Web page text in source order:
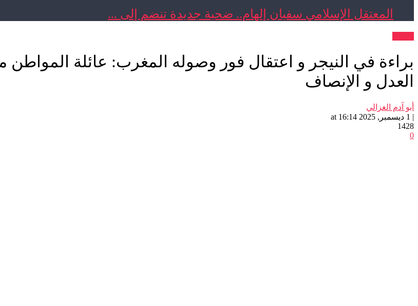
المعتقل الإسلامي سفيان إلهام.. ضحية جديدة تنضم إلى ...
براءة في النيجر و اعتقال فور وصوله المغرب: عائلة
العدل و الإنصاف
أبو آدم الغزالي
| 1 ديسمبر, 2025 at 16:14
1428
0